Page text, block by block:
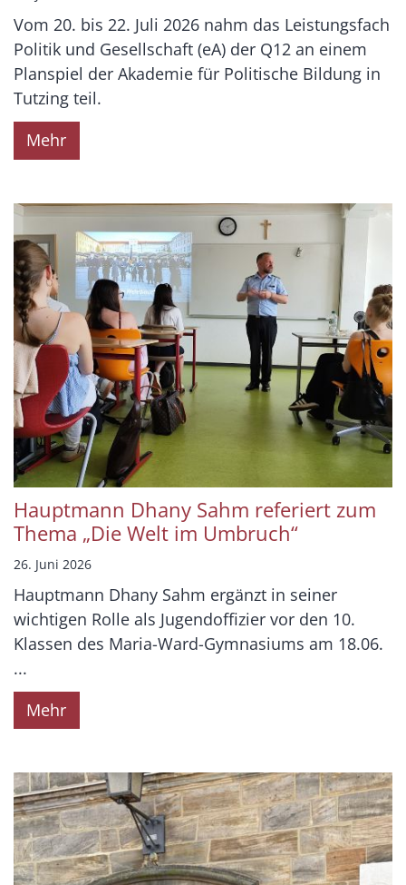
Vom 20. bis 22. Juli 2026 nahm das Leistungsfach
Politik und Gesellschaft (eA) der Q12 an einem
Planspiel der Akademie für Politische Bildung in
Tutzing teil.
Mehr
Hauptmann Dhany Sahm referiert zum
Thema „Die Welt im Umbruch“
26. Juni 2026
Hauptmann Dhany Sahm ergänzt in seiner
wichtigen Rolle als Jugendoffizier vor den 10.
Klassen des Maria-Ward-Gymnasiums am 18.06.
...
Mehr